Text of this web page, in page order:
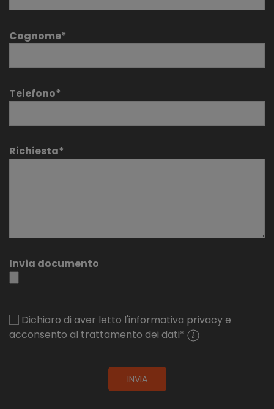
Cognome*
Telefono*
Richiesta*
Invia documento
Dichiaro di aver letto l'informativa privacy e
acconsento al trattamento dei dati*
INVIA